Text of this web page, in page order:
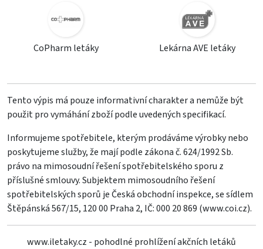
CoPharm letáky Lekárna AVE letáky
Tento výpis má pouze informativní charakter a nemůže být
použit pro vymáhání zboží podle uvedených specifikací.
Informujeme spotřebitele, kterým prodáváme výrobky nebo
poskytujeme služby, že mají podle zákona č. 624/1992 Sb.
právo na mimosoudní řešení spotřebitelského sporu z
příslušné smlouvy. Subjektem mimosoudního řešení
spotřebitelských sporů je Česká obchodní inspekce, se sídlem
Štěpánská 567/15, 120 00 Praha 2, IČ: 000 20 869 (www.coi.cz).
www.iletaky.cz - pohodlné prohlížení akčních letáků